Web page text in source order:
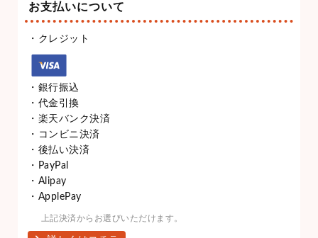
お支払いについて
・クレジット
・銀行振込
・代金引換
・楽天バンク決済
・コンビニ決済
・後払い決済
・PayPal
・Alipay
・ApplePay
上記決済からお選びいただけます。